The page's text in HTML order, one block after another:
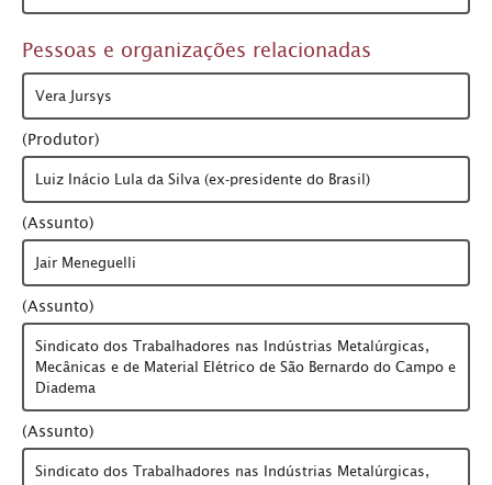
Pessoas e organizações relacionadas
Vera Jursys
(Produtor)
Luiz Inácio Lula da Silva (ex-presidente do Brasil)
(Assunto)
Jair Meneguelli
(Assunto)
Sindicato dos Trabalhadores nas Indústrias Metalúrgicas,
Mecânicas e de Material Elétrico de São Bernardo do Campo e
Diadema
(Assunto)
Sindicato dos Trabalhadores nas Indústrias Metalúrgicas,